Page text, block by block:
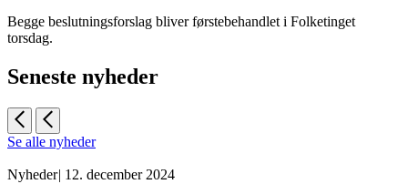
Begge beslutningsforslag bliver førstebehandlet i Folketinget
torsdag.
Seneste nyheder
Se alle nyheder
Nyheder| 12. december 2024